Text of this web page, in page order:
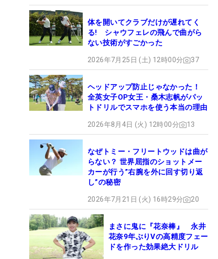
体を開いてクラブだけが遅れてく
る! シャウフェレの飛んで曲がら
ない技術がすごかった
2026年7月25日 (土) 12時00分 37
ヘッドアップ防止じゃなかった！
全英女子OP女王・桑木志帆がパッ
トドリルでスマホを使う本当の理由
2026年8月4日 (火) 12時00分 13
なぜトミー・フリートウッドは曲が
らない？ 世界屈指のショットメー
カーが行う”右腕を外に回す切り返
し”の秘密
2026年7月21日 (火) 16時29分 20
まさに鬼に『花奈棒』 永井
花奈9年ぶりVの高精度フェー
ドを作った効果絶大ドリル